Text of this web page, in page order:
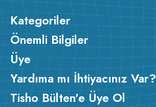
Kategoriler
Önemli Bilgiler
Üye
Yardıma mı İhtiyacınız Var?
Tisho Bülten'e Üye Ol